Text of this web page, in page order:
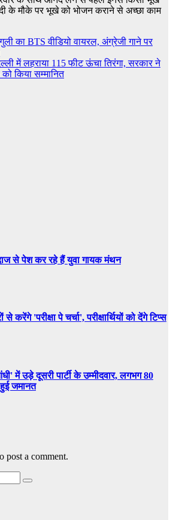
के मौके पर भूखे को भोजन कराने से अच्छा काम
का BTS वीडियो वायरल, अंग्रेजी गाने पर
में लहराया 115 फीट ऊंचा तिरंगा, सरकार ने
किया सम्मानित
से पेश कर रहे हैं युवा गायक मंथन
करेंगे 'परीक्षा पे चर्चा', परीक्षार्थियों को देंगे टिप्स
में उड़े दूसरी पार्टी के उम्मीदवार, लगभग 80
जमानत
post a comment.